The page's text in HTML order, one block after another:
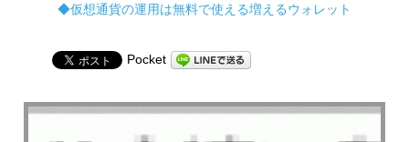
◆仮想通貨の運用は無料で使える増えるウォレット
Pocket